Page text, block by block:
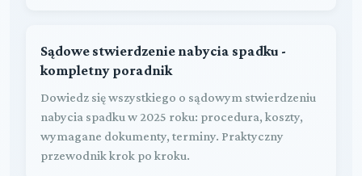
Sądowe stwierdzenie nabycia spadku -
kompletny poradnik
Dowiedz się wszystkiego o sądowym stwierdzeniu
nabycia spadku w 2025 roku: procedura, koszty,
wymagane dokumenty, terminy. Praktyczny
przewodnik krok po kroku.